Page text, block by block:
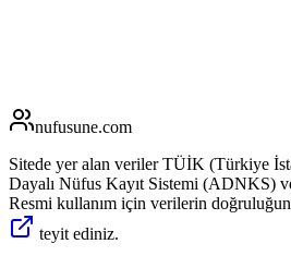
nufusune.com
Sitede yer alan veriler TÜİK (Türkiye
Dayalı Nüfus Kayıt Sistemi (ADNKS)
Resmi kullanım için verilerin
teyit ediniz.